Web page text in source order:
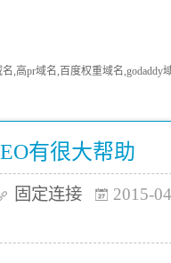
,高pr域名,百度权重域名,godaddy
有很大帮助
固定连接
2015-